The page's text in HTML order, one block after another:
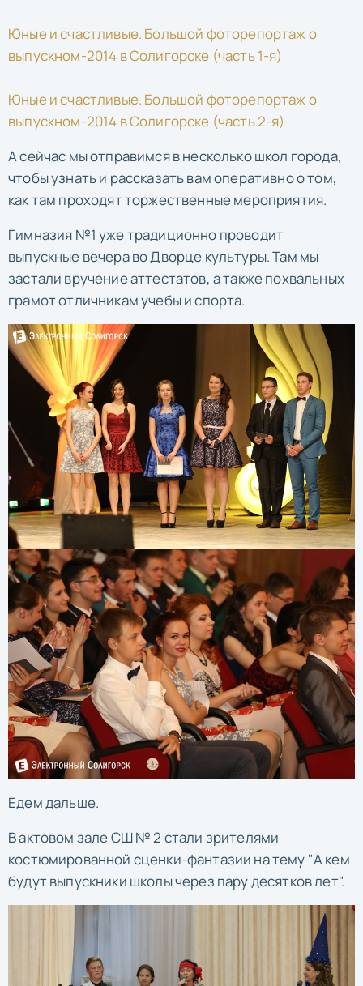
Юные и счастливые. Большой фоторепортаж о
выпускном-2014 в Солигорске (часть 1-я)
Юные и счастливые. Большой фоторепортаж о
выпускном-2014 в Солигорске (часть 2-я)
А сейчас мы отправимся в несколько школ города,
чтобы узнать и рассказать вам оперативно о том,
как там проходят торжественные мероприятия.
Гимназия №1 уже традиционно проводит
выпускные вечера во Дворце культуры. Там мы
застали вручение аттестатов, а также похвальных
грамот отличникам учебы и спорта.
Едем дальше.
В актовом зале СШ № 2 стали зрителями
костюмированной сценки-фантазии на тему "А кем
будут выпускники школы через пару десятков лет".